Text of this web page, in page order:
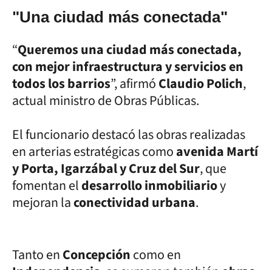
"Una ciudad más conectada"
“Queremos una ciudad más conectada,
con mejor infraestructura y servicios en
todos los barrios”, afirmóClaudio Polich,
actual ministro de Obras Públicas.
El funcionario destacó las obras realizadas
en arterias estratégicas comoavenida Martí
y Porta, Igarzábal y Cruz del Sur, que
fomentan eldesarrollo inmobiliarioy
mejoran laconectividad urbana.
Tanto enConcepcióncomo en